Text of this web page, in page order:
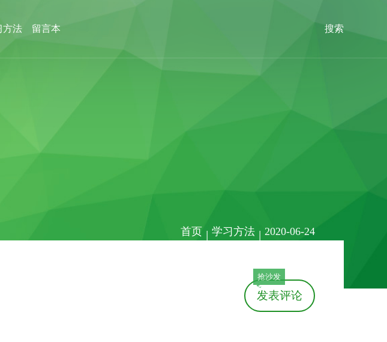
方法 留言本 搜索
首页 | 学习方法 | 2020-06-24
抢沙发
发表评论